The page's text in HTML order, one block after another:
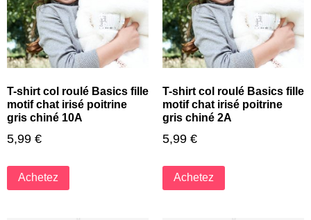
T-shirt col roulé Basics fille
motif chat irisé poitrine
gris chiné 10A
5,99 €
Achetez
T-shirt col roulé Basics fille
motif chat irisé poitrine
gris chiné 2A
5,99 €
Achetez